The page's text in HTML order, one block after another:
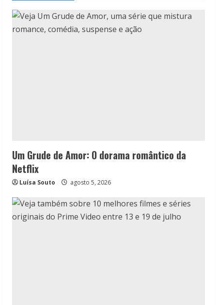
Um Grude de Amor: O dorama romântico da
Netflix
Luísa Souto agosto 5, 2026